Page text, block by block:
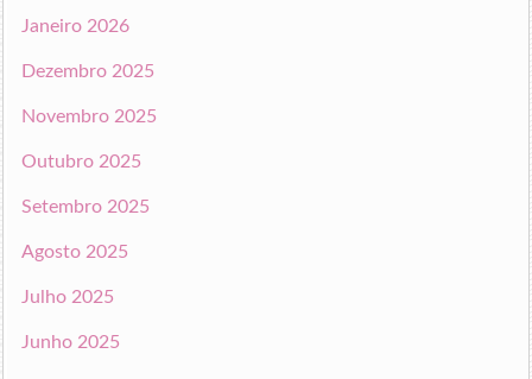
Janeiro 2026
Dezembro 2025
Novembro 2025
Outubro 2025
Setembro 2025
Agosto 2025
Julho 2025
Junho 2025